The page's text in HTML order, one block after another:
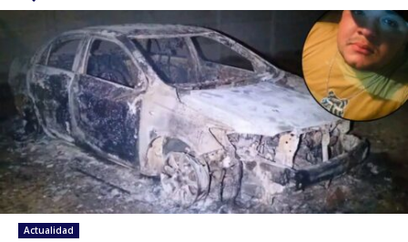
Actualidad